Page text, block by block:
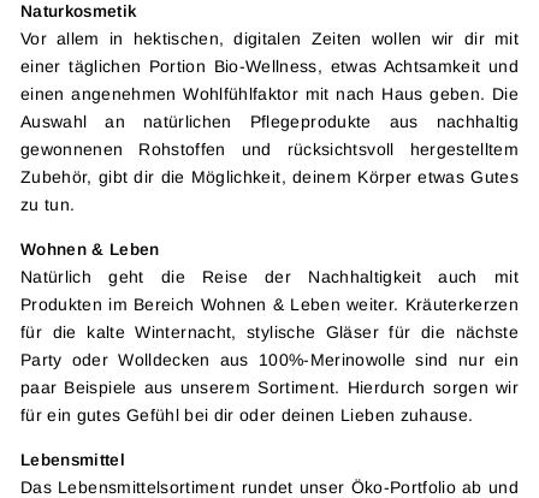
Naturkosmetik
Vor allem in hektischen, digitalen Zeiten wollen wir dir mit
einer täglichen Portion Bio-Wellness, etwas Achtsamkeit und
einen angenehmen Wohlfühlfaktor mit nach Haus geben. Die
Auswahl an natürlichen Pflegeprodukte aus nachhaltig
gewonnenen Rohstoffen und rücksichtsvoll hergestelltem
Zubehör, gibt dir die Möglichkeit, deinem Körper etwas Gutes
zu tun.
Wohnen & Leben
Natürlich geht die Reise der Nachhaltigkeit auch mit
Produkten im Bereich Wohnen & Leben weiter. Kräuterkerzen
für die kalte Winternacht, stylische Gläser für die nächste
Party oder Wolldecken aus 100%-Merinowolle sind nur ein
paar Beispiele aus unserem Sortiment. Hierdurch sorgen wir
für ein gutes Gefühl bei dir oder deinen Lieben zuhause.
Lebensmittel
Das Lebensmittelsortiment rundet unser Öko-Portfolio ab und